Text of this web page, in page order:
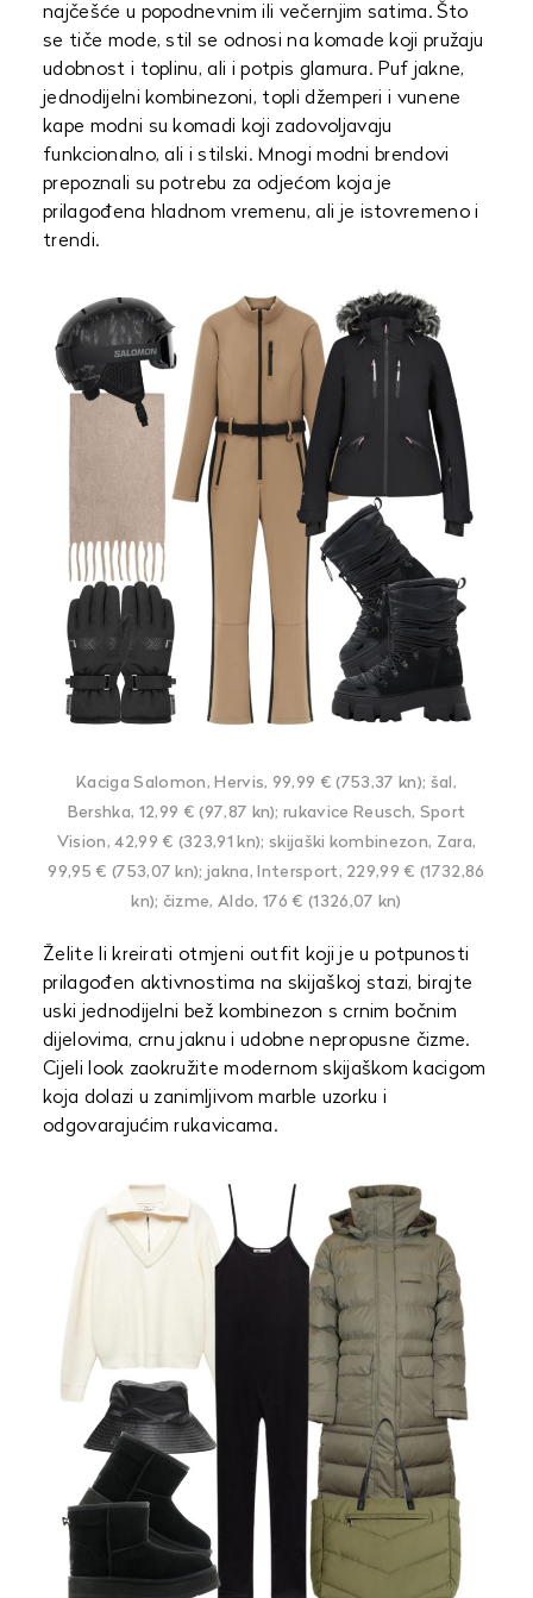
najčešće u popodnevnim ili večernjim satima. Što
se tiče mode, stil se odnosi na komade koji pružaju
udobnost i toplinu, ali i potpis glamura. Puf jakne,
jednodijelni kombinezoni, topli džemperi i vunene
kape modni su komadi koji zadovoljavaju
funkcionalno, ali i stilski. Mnogi modni brendovi
prepoznali su potrebu za odjećom koja je
prilagođena hladnom vremenu, ali je istovremeno i
trendi.
Kaciga Salomon, Hervis, 99,99 € (753,37 kn); šal,
Bershka, 12,99 € (97,87 kn); rukavice Reusch, Sport
Vision, 42,99 € (323,91 kn); skijaški kombinezon, Zara,
99,95 € (753,07 kn); jakna, Intersport, 229,99 € (1732,86
kn); čizme, Aldo, 176 € (1326,07 kn)
Želite li kreirati otmjeni outfit koji je u potpunosti
prilagođen aktivnostima na skijaškoj stazi, birajte
uski jednodijelni bež kombinezon s crnim bočnim
dijelovima, crnu jaknu i udobne nepropusne čizme.
Cijeli look zaokružite modernom skijaškom kacigom
koja dolazi u zanimljivom marble uzorku i
odgovarajućim rukavicama.